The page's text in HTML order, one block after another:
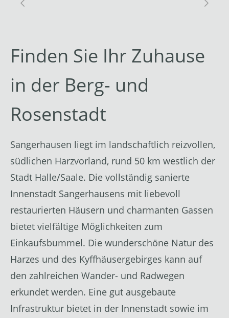
Finden Sie Ihr Zuhause
in der Berg- und
Rosenstadt
Sangerhausen liegt im landschaftlich reizvollen,
südlichen Harzvorland, rund 50 km westlich der
Stadt Halle/Saale. Die vollständig sanierte
Innenstadt Sangerhausens mit liebevoll
restaurierten Häusern und charmanten Gassen
bietet vielfältige Möglichkeiten zum
Einkaufsbummel. Die wunderschöne Natur des
Harzes und des Kyffhäusergebirges kann auf
den zahlreichen Wander- und Radwegen
erkundet werden. Eine gut ausgebaute
Infrastruktur bietet in der Innenstadt sowie im